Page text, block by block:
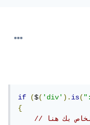
if ($('div').is(
{
بك هنا